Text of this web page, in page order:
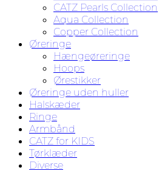
CATZ Pearls Collection
Aqua Collection
Copper Collection
Øreringe
Hængeøreringe
Hoops
Ørestikker
Øreringe uden huller
Halskæder
Ringe
Armbånd
CATZ for KIDS
Tørklæder
Diverse